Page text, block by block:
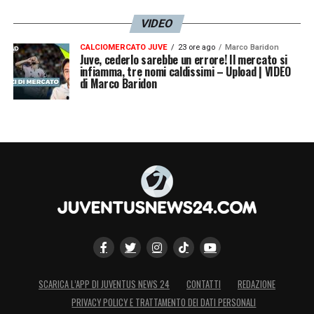
VIDEO
CALCIOMERCATO JUVE 23 ore ago Marco Baridon
Juve, cederlo sarebbe un errore! Il mercato si
infiamma, tre nomi caldissimi – Upload | VIDEO
di Marco Baridon
SCARICA L’APP DI JUVENTUS NEWS 24 CONTATTI
REDAZIONE
PRIVACY POLICY E TRATTAMENTO DEI DATI PERSONALI